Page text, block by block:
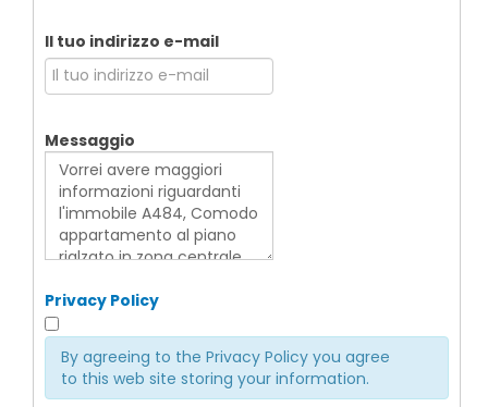
Il tuo indirizzo e-mail
Messaggio
Privacy Policy
By agreeing to the Privacy Policy you agree
to this web site storing your information.